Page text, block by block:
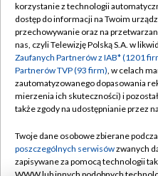
Abonament TVP
Emisja w TVP
Centrum informacji TVP
Naziemna Telewizja
Rada Programowa
System NOS
Polityka
korzystanie z technologii
dostęp do informacji na Twoim
przechowywanie oraz na
nas, czyli Telewizję Polską S.A. w
Zaufanych Partnerów z IAB* (1201
Partnerów TVP (93 firm), w celach
zautomatyzowanego dopasowania
mierzenia ich skuteczności) i
także zgody na udostępnianie przez
Twoje dane osobowe zbierane
poszczególnych serwisówzwanych
zapisywane za pomocą technologii